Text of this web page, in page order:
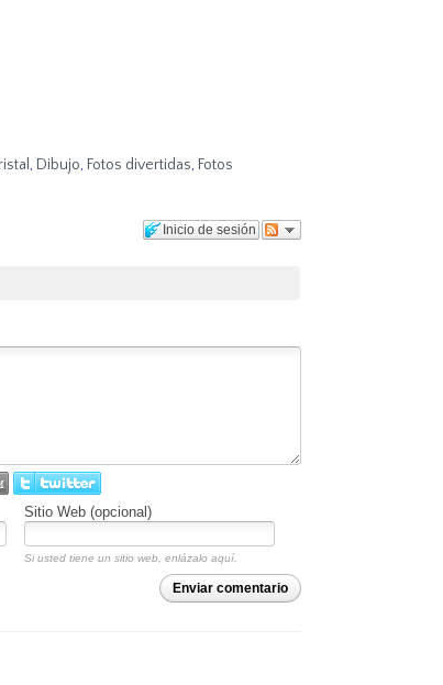
, Dibujo, Fotos divertidas, Fotos
Inicio de sesión
Sitio Web (opcional)
Si usted tiene un sitio web, enlázalo aquí.
Enviar comentario